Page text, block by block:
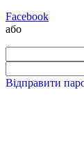
Facebook
або
Відправити